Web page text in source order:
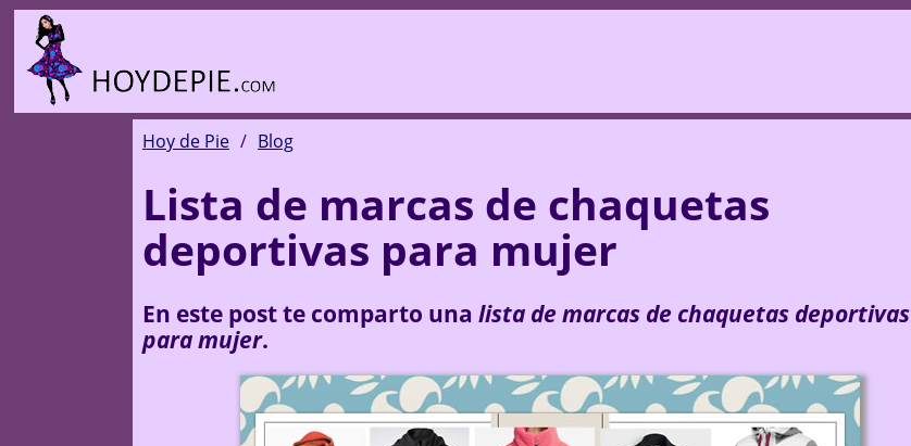
Hoy de Pie Blog
Lista de marcas de chaquetas
deportivas para mujer
En este post te comparto una lista de marcas de chaquetas deportivas
para mujer.